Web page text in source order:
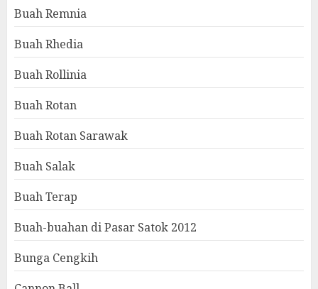
Buah Remnia
Buah Rhedia
Buah Rollinia
Buah Rotan
Buah Rotan Sarawak
Buah Salak
Buah Terap
Buah-buahan di Pasar Satok 2012
Bunga Cengkih